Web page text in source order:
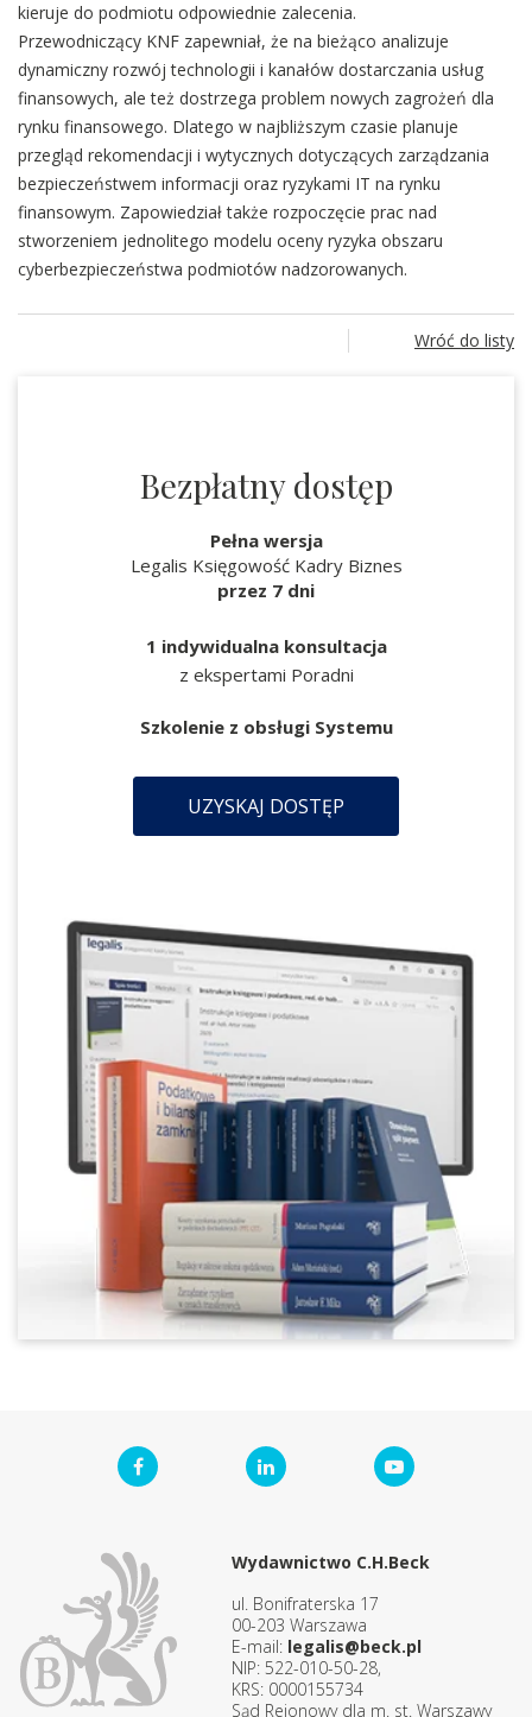
kieruje do podmiotu odpowiednie zalecenia.
Przewodniczący KNF zapewniał, że na bieżąco analizuje
dynamiczny rozwój technologii i kanałów dostarczania usług
finansowych, ale też dostrzega problem nowych zagrożeń dla
rynku finansowego. Dlatego w najbliższym czasie planuje
przegląd rekomendacji i wytycznych dotyczących zarządzania
bezpieczeństwem informacji oraz ryzykami IT na rynku
finansowym. Zapowiedział także rozpoczęcie prac nad
stworzeniem jednolitego modelu oceny ryzyka obszaru
cyberbezpieczeństwa podmiotów nadzorowanych.
Wróć do listy
Bezpłatny dostęp
Pełna wersja
Legalis Księgowość Kadry Biznes
przez 7 dni
1 indywidualna konsultacja
z ekspertami Poradni
Szkolenie z obsługi Systemu
UZYSKAJ DOSTĘP
Wydawnictwo C.H.Beck
ul. Bonifraterska 17
00-203 Warszawa
E-mail: legalis@beck.pl
NIP: 522-010-50-28,
KRS: 0000155734
Sąd Rejonowy dla m. st. Warszawy